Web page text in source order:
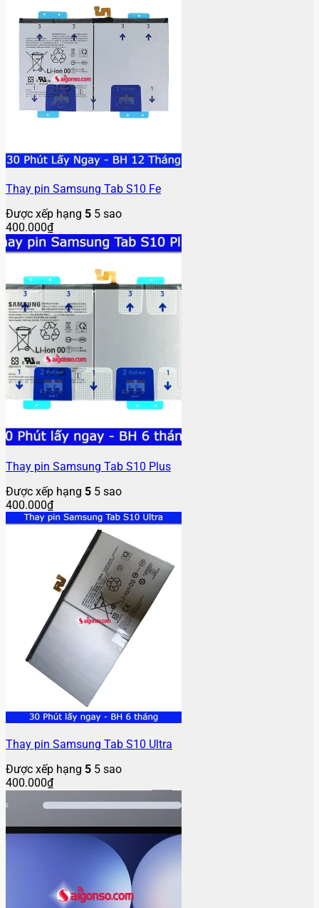
Thay pin Samsung Tab S10 Fe
Được xếp hạng 5 5 sao
400.000₫
Thay pin Samsung Tab S10 Plus
Được xếp hạng 5 5 sao
400.000₫
Thay pin Samsung Tab S10 Ultra
Được xếp hạng 5 5 sao
400.000₫